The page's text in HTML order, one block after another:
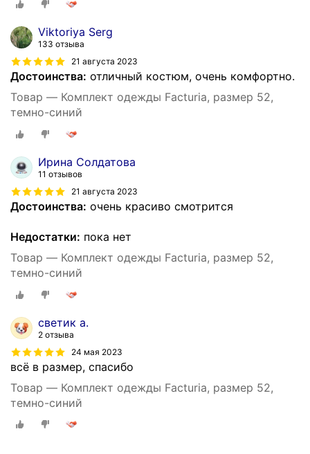
Viktoriya Serg
133 отзыва
21 августа 2023
Достоинства: отличный костюм, очень комфортно.
Товар — Комплект одежды Facturia, размер 52,
темно-синий
Ирина Солдатова
11 отзывов
21 августа 2023
Достоинства: очень красиво смотрится
Недостатки: пока нет
Товар — Комплект одежды Facturia, размер 52,
темно-синий
светик а.
2 отзыва
24 мая 2023
всё в размер, спасибо
Товар — Комплект одежды Facturia, размер 52,
темно-синий